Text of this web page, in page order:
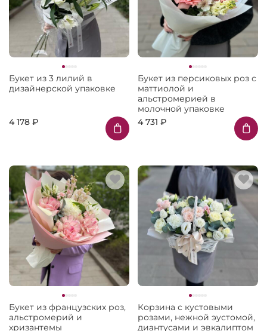
Букет из 3 лилий в
дизайнерской упаковке
4 178 ₽
Букет из персиковых роз с
маттиолой и
альстромерией в
молочной упаковке
4 731 ₽
Букет из французских роз,
альстромерий и
хризантемы
Корзина с кустовыми
розами, нежной эустомой,
диантусами и эвкалиптом